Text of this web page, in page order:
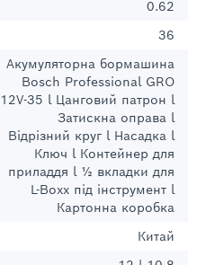
0.62
36
Акумуляторна бормашина
Bosch Professional GRO
12V-35 l Цанговий патрон l
Затискна оправа l
Відрізний круг l Насадка l
Ключ l Контейнер для
приладдя l ½ вкладки для
L-Boxx під інструмент l
Картонна коробка
Китай